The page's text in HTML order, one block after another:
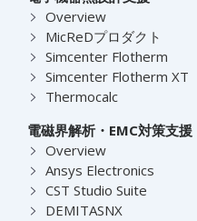
Overview
MicReDプロダクト
Simcenter Flotherm
Simcenter Flotherm XT
Thermocalc
電磁界解析・EMC対策支援
Overview
Ansys Electronics
CST Studio Suite
DEMITASNX